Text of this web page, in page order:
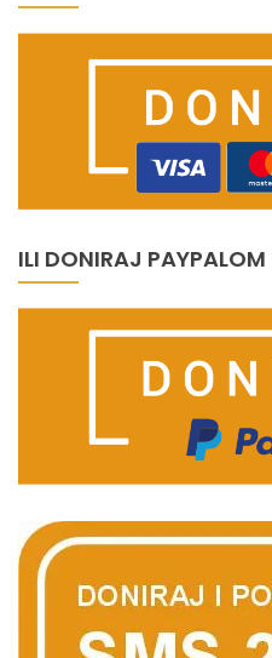
ILI DONIRAJ PAYPALOM